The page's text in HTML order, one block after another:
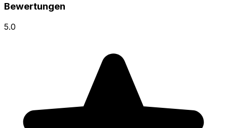
Bewertungen
5.0